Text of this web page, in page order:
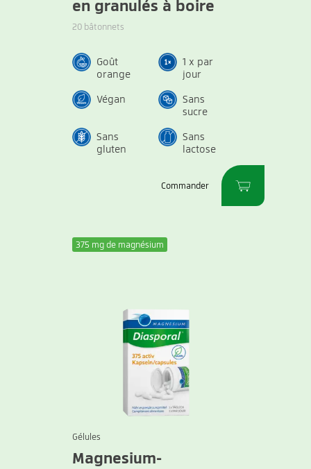
en granulés à boire
20 bâtonnets
Goût
orange
1 x par
jour
Végan
Sans
sucre
Sans
gluten
Sans
lactose
Commander
375 mg de magnésium
Gélules
Magnesium-